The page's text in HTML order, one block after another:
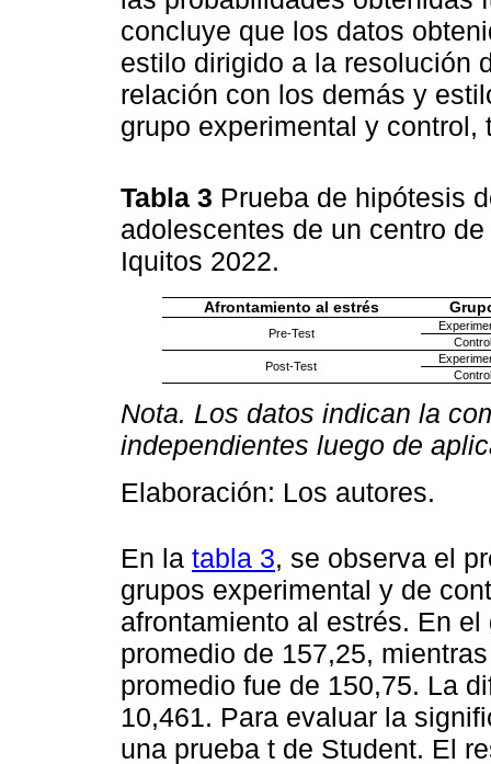
concluye que los datos
estilo dirigido a la resolución
relación con los demás y
grupo experimental y
Tabla 3 Prueba de hipótesis
adolescentes de un centro
Iquitos 2022.
Afrontamiento al estrés
Pre-Test
Control
Post-Test
Control
Nota. Los datos indican la
independientes luego de
Elaboración: Los autores.
En la tabla 3, se observa el
grupos experimental y de
afrontamiento al estrés. En
promedio de 157,25,
promedio fue de 150,75. La
10,461. Para evaluar la
una prueba t de Student. El